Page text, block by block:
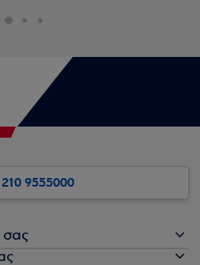
9555000
σας